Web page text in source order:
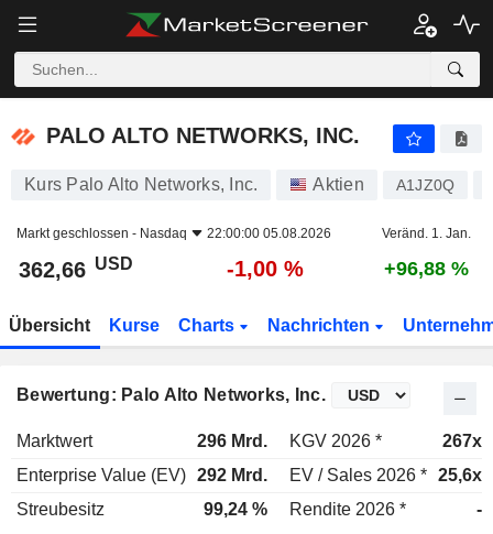
PALO ALTO NETWORKS, INC.
Kurs Palo Alto Networks, Inc. Aktien A1JZ0Q
Markt geschlossen - Nasdaq 22:00:00 05.08.2026 Veränd. 1. Jan.
362,66 USD -1,00 % +96,88 %
Übersicht Kurse Charts Nachrichten
Bewertung: Palo Alto Networks, Inc.
Marktwert 296 Mrd. KGV 2026 *
267x
Enterprise Value (EV) 292 Mrd. EV / Sales 2026 * 25,6x
Streubesitz
99,24 % Rendite 2026 * -